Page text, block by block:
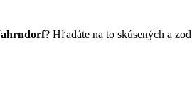
? Hľadáte na to skúsených a